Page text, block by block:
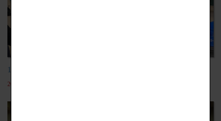
107學年日本芳泉中學教育旅行
2018-11-15